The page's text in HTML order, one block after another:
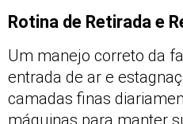
Rotina de Retirada e
Um manejo correto da
entrada de ar e
camadas finas